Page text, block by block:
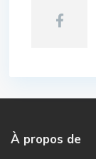
À propos de